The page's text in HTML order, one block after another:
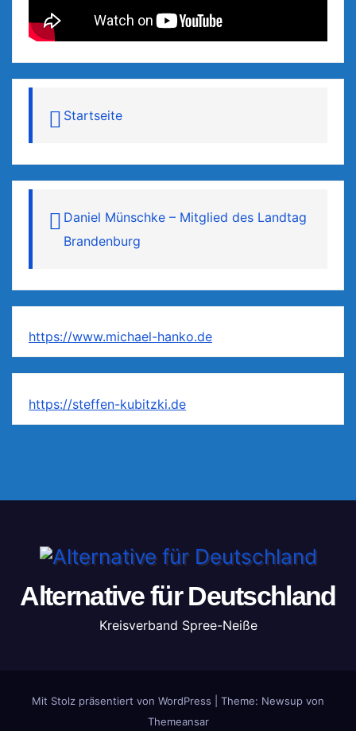
Startseite
Daniel Münschke – Mitglied des Landtag
Brandenburg
https://www.michael-hanko.de
https://steffen-kubitzki.de
Alternative für Deutschland
Kreisverband Spree-Neiße
Mit Stolz präsentiert von WordPress
Theme: Newsup von
Themeansar